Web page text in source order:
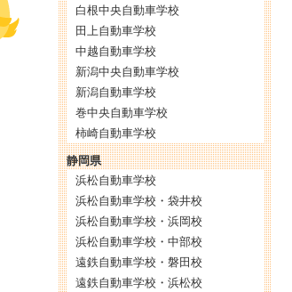
白根中央自動車学校
田上自動車学校
中越自動車学校
新潟中央自動車学校
新潟自動車学校
巻中央自動車学校
柿崎自動車学校
静岡県
浜松自動車学校
浜松自動車学校・袋井校
浜松自動車学校・浜岡校
浜松自動車学校・中部校
遠鉄自動車学校・磐田校
遠鉄自動車学校・浜松校